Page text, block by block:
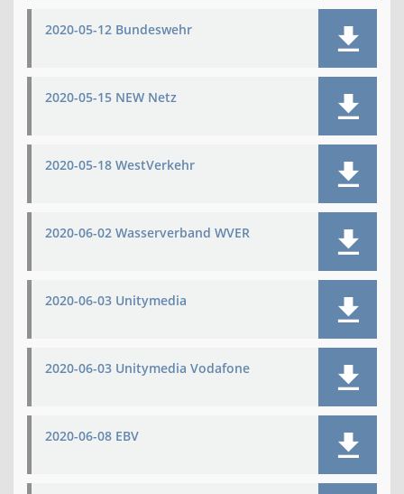
2020-05-12 Bundeswehr
2020-05-15 NEW Netz
2020-05-18 WestVerkehr
2020-06-02 Wasserverband WVER
2020-06-03 Unitymedia
2020-06-03 Unitymedia Vodafone
2020-06-08 EBV